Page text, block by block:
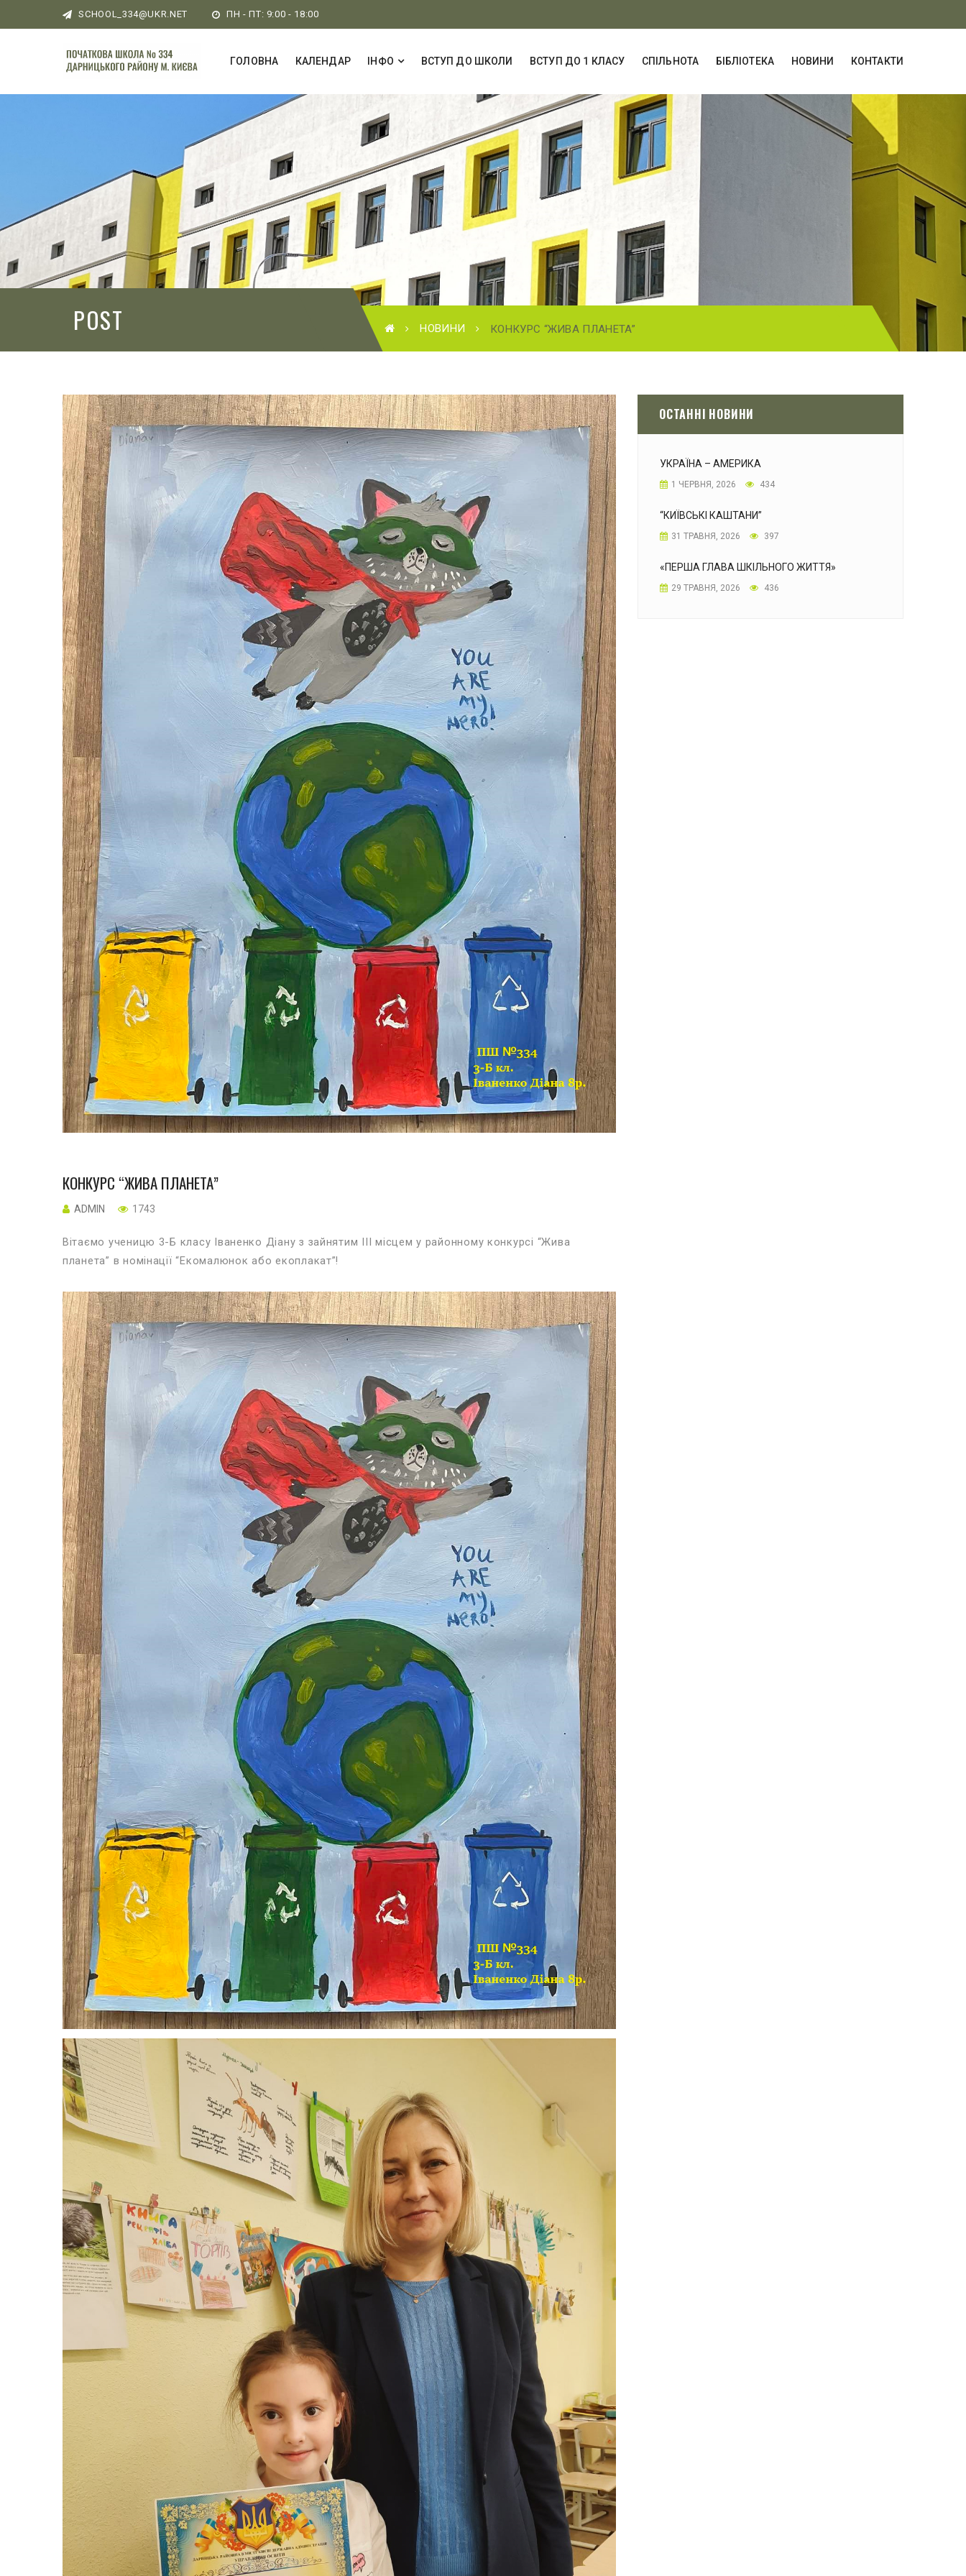
SCHOOL_334@UKR.NET ПН - ПТ: 9:00 - 18:00
ГОЛОВНА КАЛЕНДАР ІНФО ВСТУП ДО ШКОЛИ ВСТУП ДО 1 КЛАСУ СПІЛЬНОТА БІБЛІОТЕКА НОВИНИ КОНТАКТИ
POST НОВИНИ КОНКУРС “ЖИВА ПЛАНЕТА”
КОНКУРС “ЖИВА ПЛАНЕТА”
ADMIN 1743
Вітаємо ученицю 3-Б класу Іваненко Діану з зайнятим ІІІ місцем у районному конкурсі “Жива
планета” в номінації “Екомалюнок або екоплакат”!
ОСТАННІ НОВИНИ
УКРАЇНА – АМЕРИКА
1 ЧЕРВНЯ, 2026 434
“КИЇВСЬКІ КАШТАНИ”
31 ТРАВНЯ, 2026 397
«ПЕРША ГЛАВА ШКІЛЬНОГО ЖИТТЯ»
29 ТРАВНЯ, 2026 436